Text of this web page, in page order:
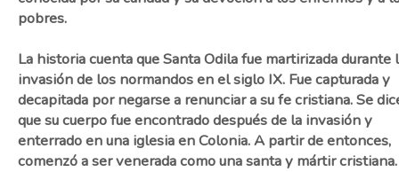
pobres.
La historia cuenta que Santa Odila fue martirizada durante
invasión de los normandos en el siglo IX. Fue capturada y
decapitada por negarse a renunciar a su fe cristiana. Se
que su cuerpo fue encontrado después de la invasión y
enterrado en una iglesia en Colonia. A partir de entonces,
comenzó a ser venerada como una santa y mártir cristiana.